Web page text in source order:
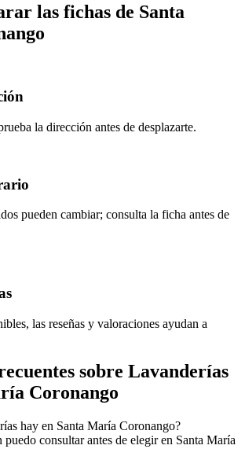
las fichas de Santa
la dirección antes de desplazarte.
pueden cambiar; consulta la ficha antes de
las reseñas y valoraciones ayudan a
sobre Lavanderías
Coronango
hay en Santa María Coronango?
consultar antes de elegir en Santa María